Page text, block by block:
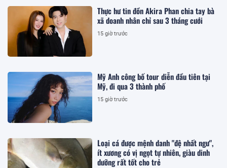
Thực hư tin đồn Akira Phan chia tay bà
xã doanh nhân chỉ sau 3 tháng cưới
15 giờ trước
Mỹ Anh công bố tour diễn đầu tiên tại
Mỹ, đi qua 3 thành phố
15 giờ trước
Loại cá được mệnh danh "đệ nhất ngư",
ít xương có vị ngọt tự nhiên, giàu dinh
dưỡng rất tốt cho trẻ